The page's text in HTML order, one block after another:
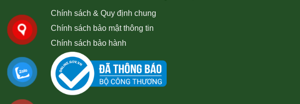
Chính sách & Quy định chung
Chính sách bảo mật thông tin
Chính sách bảo hành